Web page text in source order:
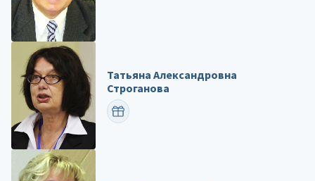
Татьяна Александровна
Строганова
ПОЗДРАВИТЬ